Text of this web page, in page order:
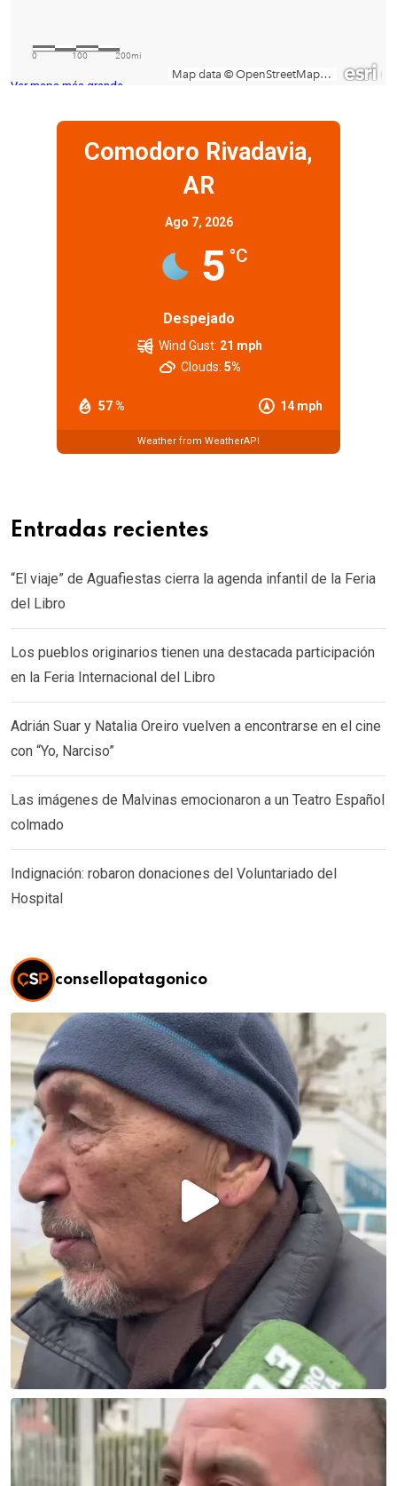
Ver mapa más grande
Comodoro Rivadavia,
AR
Ago 7, 2026
5 °C
Despejado
57 % 14 mph
Wind Gust: 21 mph
Clouds: 5%
Weather from WeatherAPI
Entradas recientes
“El viaje” de Aguafiestas cierra la agenda infantil de la Feria
del Libro
Los pueblos originarios tienen una destacada participación
en la Feria Internacional del Libro
Adrián Suar y Natalia Oreiro vuelven a encontrarse en el cine
con “Yo, Narciso”
Las imágenes de Malvinas emocionaron a un Teatro Español
colmado
Indignación: robaron donaciones del Voluntariado del
Hospital
consellopatagonico